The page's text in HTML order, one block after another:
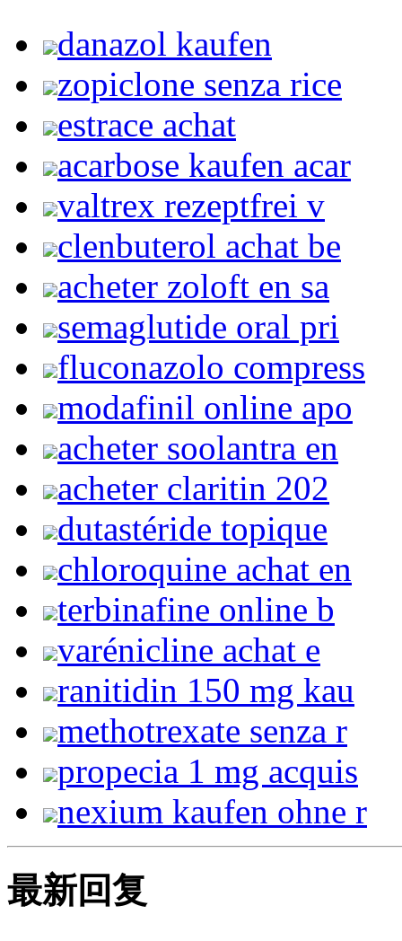
danazol kaufen
zopiclone senza rice
estrace achat
acarbose kaufen acar
valtrex rezeptfrei v
clenbuterol achat be
acheter zoloft en sa
semaglutide oral pri
fluconazolo compress
modafinil online apo
acheter soolantra en
acheter claritin 202
dutastéride topique
chloroquine achat en
terbinafine online b
varénicline achat e
ranitidin 150 mg kau
methotrexate senza r
propecia 1 mg acquis
nexium kaufen ohne r
最新回复